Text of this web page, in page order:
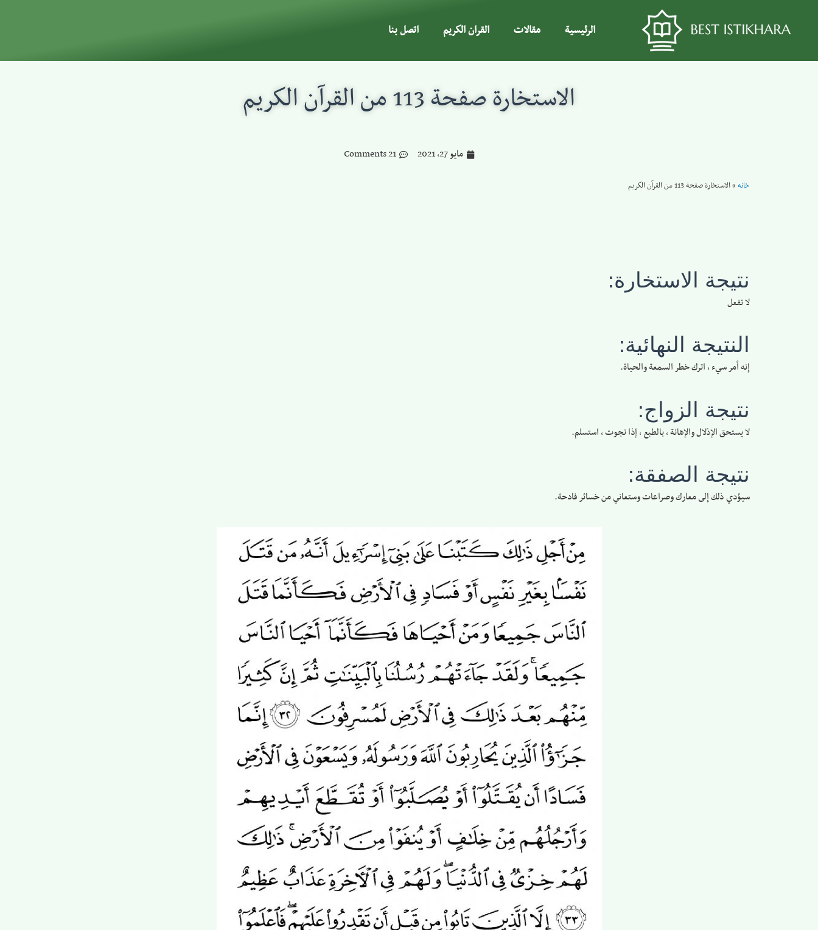
الرئيسية مقالات القران الكريم اتصل بنا
الاستخارة صفحة 113 من القرآن الكريم
مايو 27, 2021 21 Comments
خانه»الاستخارة صفحة 113 من القرآن الكريم
نتيجة الاستخارة:
لا تفعل
النتيجة النهائية:
إنه أمر سيء ، اترك خطر السمعة والحياة.
نتيجة الزواج:
لا يستحق الإذلال والإهانة ، بالطبع ، إذا نجوت ، استسلم.
نتيجة الصفقة:
سيؤدي ذلك إلى معارك وصراعات وستعاني من خسائر فادحة.